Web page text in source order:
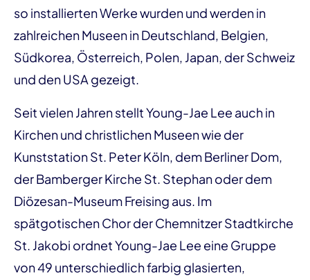
so installierten Werke wurden und werden in
zahlreichen Museen in Deutschland, Belgien,
Südkorea, Österreich, Polen, Japan, der Schweiz
und den USA gezeigt.
Seit vielen Jahren stellt Young-Jae Lee auch in
Kirchen und christlichen Museen wie der
Kunststation St. Peter Köln, dem Berliner Dom,
der Bamberger Kirche St. Stephan oder dem
Diözesan-Museum Freising aus. Im
spätgotischen Chor der Chemnitzer Stadtkirche
St. Jakobi ordnet Young-Jae Lee eine Gruppe
von 49 unterschiedlich farbig glasierten,